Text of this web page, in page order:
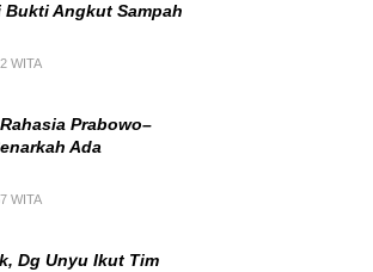
Angkut Sampah
WITA
Prabowo–
Ada
WITA
Dg Unyu Ikut Tim